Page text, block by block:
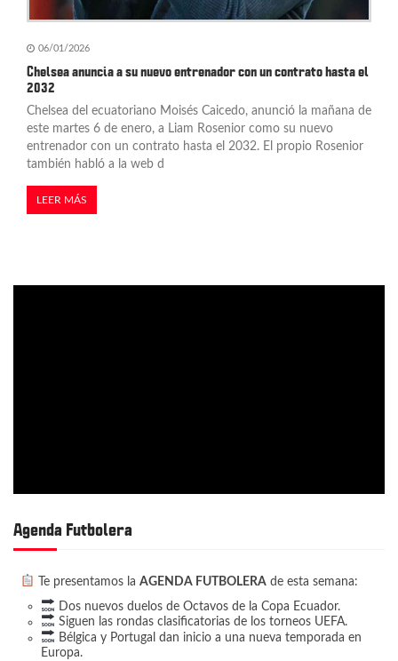
06/01/2026
Chelsea anuncia a su nuevo entrenador con un contrato hasta el
2032
Chelsea del ecuatoriano Moisés Caicedo, anunció la mañana de
este martes 6 de enero, a Liam Rosenior como su nuevo
entrenador con un contrato hasta el 2032. El propio Rosenior
también habló a la web d
LEER MÁS
Agenda Futbolera
Te presentamos la AGENDA FUTBOLERAde esta semana:
Dos nuevos duelos de Octavos de la Copa Ecuador.
Siguen las rondas clasificatorias de los torneos UEFA.
Bélgica y Portugal dan inicio a una nueva temporada en
Europa.